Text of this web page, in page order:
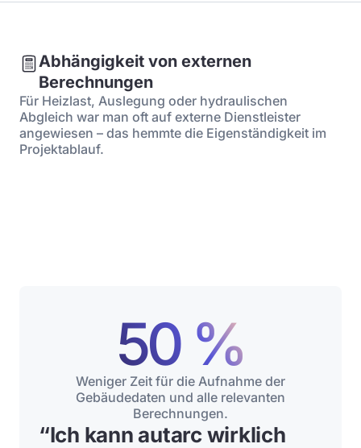
Abhängigkeit von externen
Berechnungen
Für Heizlast, Auslegung oder hydraulischen
Abgleich war man oft auf externe Dienstleister
angewiesen – das hemmte die Eigenständigkeit im
Projektablauf.
50 %
Weniger Zeit für die Aufnahme der
Gebäudedaten und alle relevanten
Berechnungen.
“Ich kann autarc wirklich